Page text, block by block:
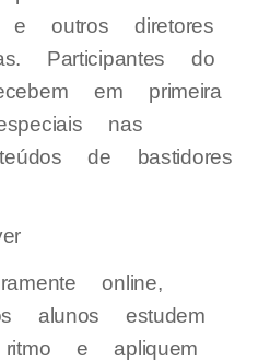
e outros diretores
Participantes do
em primeira
nas
de bastidores
online,
alunos estudem
e apliquem